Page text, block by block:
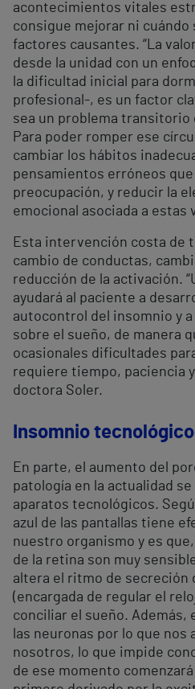
acontecimientos vitales
consigue mejorar ni cuándo
factores causantes. “La
desde la unidad con un
la dificultad inicial para
profesional-, es un factor
sea un problema
Para poder romper ese
cambiar los hábitos
pensamientos erróneos
preocupación, y reducir la
emocional asociada a estas
Esta intervención costa de
cambio de conductas,
reducción de la activación.
ayudará al paciente a
autocontrol del insomnio y
sobre el sueño, de manera
ocasionales dificultades
requiere tiempo, paciencia
doctora Soler.
Insomnio tecnológico
En parte, el aumento del
patología en la actualidad
aparatos tecnológicos.
azul de las pantallas tiene
nuestro organismo y es
de la retina son muy
altera el ritmo de secreción
(encargada de regular el
conciliar el sueño. Además,
las neuronas por lo que nos
nosotros, lo que impide
de ese momento